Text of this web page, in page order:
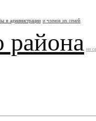
в администрации и членов их семей
района на